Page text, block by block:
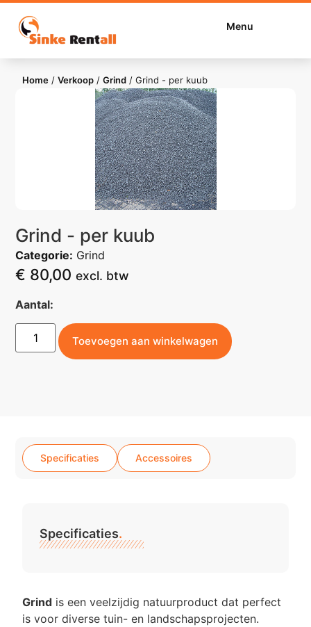
Menu
Home /Verkoop /Grind /Grind - per kuub
Grind - per kuub
Categorie: Grind
€ 80,00 excl. btw
Aantal:
Toevoegen aan winkelwagen
Specificaties Accessoires
Grind is een veelzijdig natuurproduct dat perfect
is voor diverse tuin- en landschapsprojecten.
Specificaties.